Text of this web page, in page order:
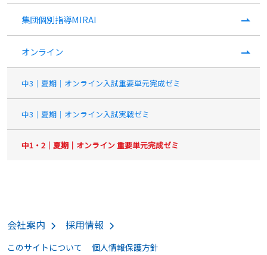
集団個別指導MIRAI
オンライン
中3｜夏期｜オンライン入試重要単元完成ゼミ
中3｜夏期｜オンライン入試実戦ゼミ
中1・2｜夏期｜オンライン 重要単元完成ゼミ
会社案内 採用情報
このサイトについて
個人情報保護方針